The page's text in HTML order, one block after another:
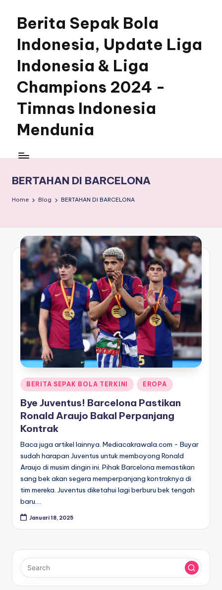
content
Berita Sepak Bola
Indonesia, Update Liga
Indonesia & Liga
Champions 2024 -
Timnas Indonesia
Mendunia
BERTAHAN DI BARCELONA
Home Blog BERTAHAN DI BARCELONA
Posted
in
BERITA SEPAK BOLA TERKINI EROPA
Bye Juventus! Barcelona Pastikan
Ronald Araujo Bakal Perpanjang
Kontrak
Baca juga artikel lainnya. Mediacakrawala.com - Buyar
sudah harapan Juventus untuk memboyong Ronald
Araujo di musim dingin ini. Pihak Barcelona memastikan
sang bek akan segera memperpanjang kontraknya di
tim mereka. Juventus diketahui lagi berburu bek tengah
baru.…
Januari 18, 2025